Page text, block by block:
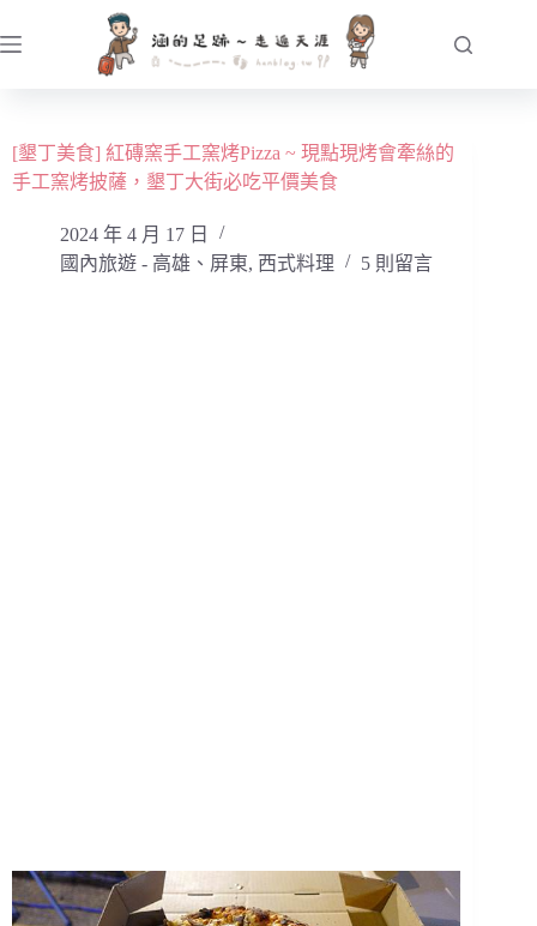
至
容[墾丁美食] 紅磚窯手工窯烤Pizza ~ 現點現烤會牽絲的
手工窯烤披薩，墾丁大街必吃平價美食
2024 年 4 月 17 日
國內旅遊 - 高雄、屏東, 西式料理 5 則留言